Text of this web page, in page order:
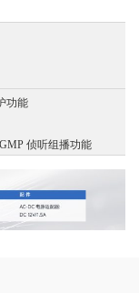
功能
侦听组播功能